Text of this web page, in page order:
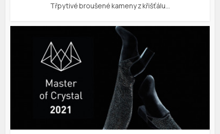
Třpytivé broušené kameny z křišťálu…